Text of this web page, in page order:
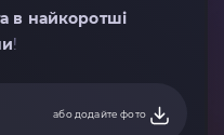
в найкоротші
!
або додайте фото